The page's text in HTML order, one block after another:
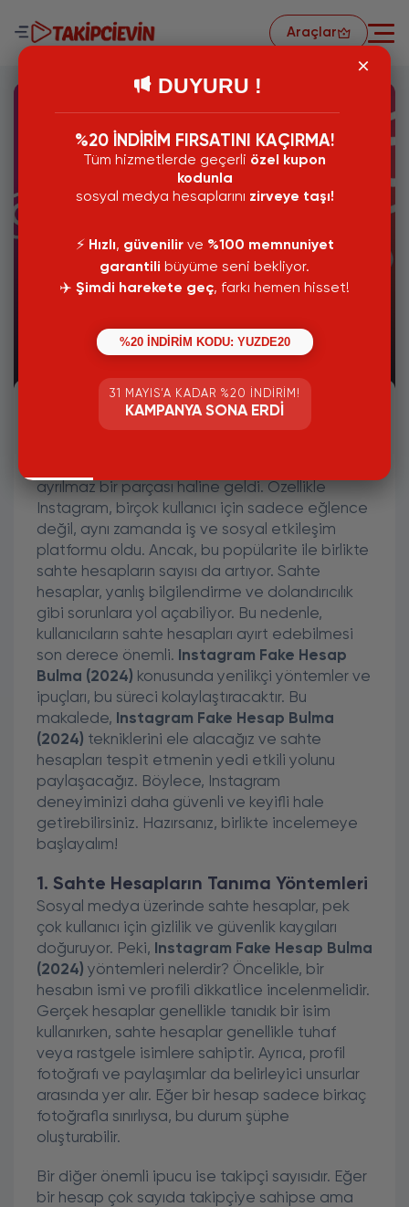
Araçlar
Instagram Fake Hesap Bulma (2024)
2024 Yılında Instagram'da Sahte
ayrılmaz bir parçası haline geldi. Özellikle
Instagram, birçok kullanıcı için sadece eğlence
değil, aynı zamanda iş ve sosyal etkileşim
platformu oldu. Ancak, bu popülarite ile birlikte
sahte hesapların sayısı da artıyor. Sahte
hesaplar, yanlış bilgilendirme ve dolandırıcılık
gibi sorunlara yol açabiliyor. Bu nedenle,
kullanıcıların sahte hesapları ayırt edebilmesi
son derece önemli. Instagram Fake Hesap
Bulma (2024) konusunda yenilikçi yöntemler ve
ipuçları, bu süreci kolaylaştıracaktır. Bu
makalede, Instagram Fake Hesap Bulma
(2024) tekniklerini ele alacağız ve sahte
hesapları tespit etmenin yedi etkili yolunu
paylaşacağız. Böylece, Instagram
deneyiminizi daha güvenli ve keyifli hale
getirebilirsiniz. Hazırsanız, birlikte incelemeye
başlayalım!
1. Sahte Hesapların Tanıma Yöntemleri
Sosyal medya üzerinde sahte hesaplar, pek
çok kullanıcı için gizlilik ve güvenlik kaygıları
doğuruyor. Peki, Instagram Fake Hesap Bulma
(2024) yöntemleri nelerdir? Öncelikle, bir
hesabın ismi ve profili dikkatlice incelenmelidir.
Gerçek hesaplar genellikle tanıdık bir isim
kullanırken, sahte hesaplar genellikle tuhaf
veya rastgele isimlere sahiptir. Ayrıca, profil
fotoğrafı ve paylaşımlar da belirleyici unsurlar
arasında yer alır. Eğer bir hesap sadece birkaç
fotoğrafla sınırlıysa, bu durum şüphe
oluşturabilir.
Bir diğer önemli ipucu ise takipçi sayısıdır. Eğer
bir hesap çok sayıda takipçiye sahipse ama
DUYURU !
%20 İNDİRİM FIRSATINI KAÇIRMA!
Tüm hizmetlerde geçerli özel kupon
kodunla
sosyal medya hesaplarını zirveye taşı!
⚡️ Hızlı, güvenilirve %100 memnuniyet
garantili büyüme seni bekliyor.
✈️ Şimdi harekete geç, farkı hemen hisset!
%20 İNDİRİM KODU: YUZDE20
31 MAYIS’A KADAR %20 İNDIRIM!
KAMPANYA SONA ERDI